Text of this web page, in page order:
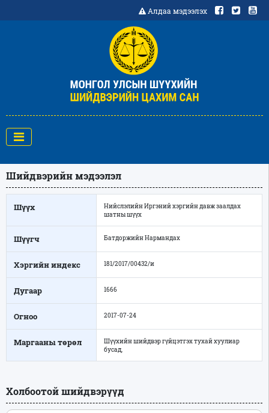
Алдаа мэдээлэх
Шийдвэрийн мэдээлэл
Шүүх
Нийслэлийн Иргэний хэргийн давж заалдах
шатны шүүх
Шүүгч Батдоржийн Нармандах
Хэргийн индекс 181/2017/00432/и
Дугаар 1666
Огноо 2017-07-24
Маргааны төрөл
Шүүхийн шийдвэр гүйцэтгэх тухай хуулиар
бусад,
Холбоотой шийдвэрүүд